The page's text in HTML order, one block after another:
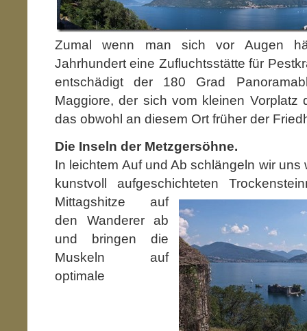
Zumal wenn man sich vor Augen
Jahrhundert eine Zufluchtsstätte für
entschädigt der 180 Grad
Maggiore, der sich vom kleinen Vorplatz
das obwohl an diesem Ort früher der
Die Inseln der Metzgersöhne.
In leichtem Auf und Ab schlängeln wir uns
kunstvoll aufgeschichteten
Mittagshitze auf
den Wanderer ab
und bringen die
Muskeln auf
optimale